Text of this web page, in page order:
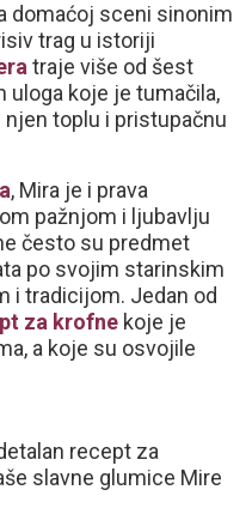
domaćoj sceni sinonim
trag u istoriji
traje više od šest
uloga koje je tumačila,
toplu i pristupačnu
, Mira je i prava
pažnjom i ljubavlju
često su predmet
po svojim starinskim
i tradicijom. Jedan od
za krofnekoje je
a koje su osvojile
recept za
slavne glumice Mire